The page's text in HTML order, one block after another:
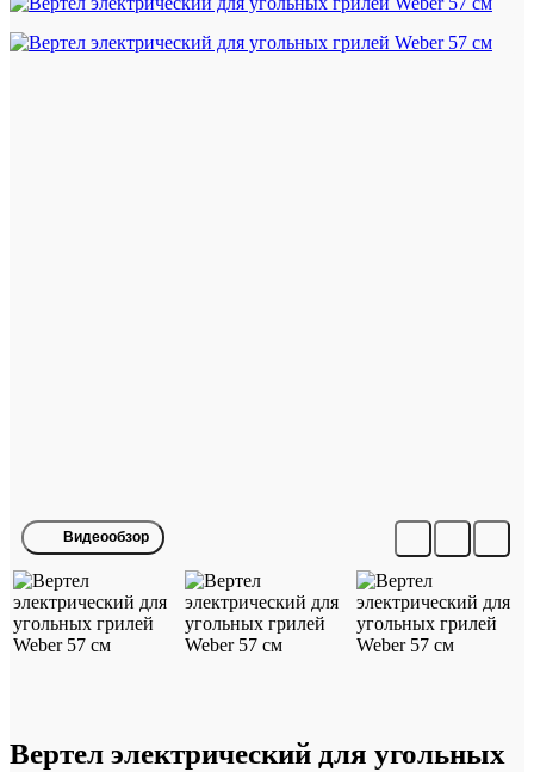
Видеообзор
Вертел электрический для угольных